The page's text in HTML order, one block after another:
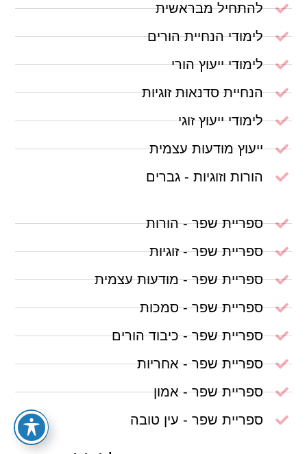
להתחיל מבראשית
לימודי הנחיית הורים
לימודי ייעוץ הורי
הנחיית סדנאות זוגיות
לימודי ייעוץ זוגי
ייעוץ מודעות עצמית
הורות וזוגיות - גברים
ספריית שפר - הורות
ספריית שפר - זוגיות
ספריית שפר - מודעות עצמית
ספריית שפר - סמכות
ספריית שפר - כיבוד הורים
ספריית שפר - אחריות
ספריית שפר - אמון
ספריית שפר - עין טובה